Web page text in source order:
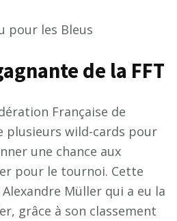
pour les Bleus
de la FFT
Française de
plusieurs wild-cards pour
une chance aux
pour le tournoi. Cette
Alexandre Müller qui a eu la
grâce à son classement